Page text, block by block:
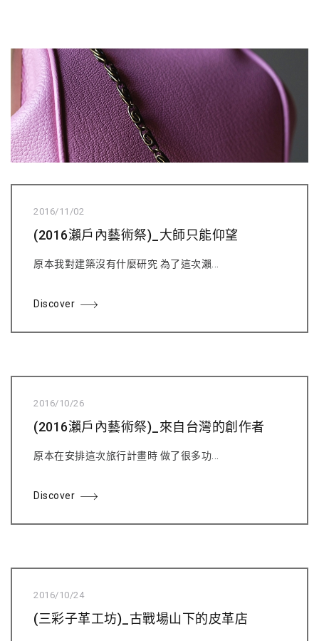
2016/11/02
(2016瀨戶內藝術祭)_大師只能仰望
原本我對建築沒有什麼研究 為了這次瀨...
Discover
2016/10/26
(2016瀨戶內藝術祭)_來自台灣的創作者
原本在安排這次旅行計畫時 做了很多功...
Discover
2016/10/24
(三彩子革工坊)_古戰場山下的皮革店